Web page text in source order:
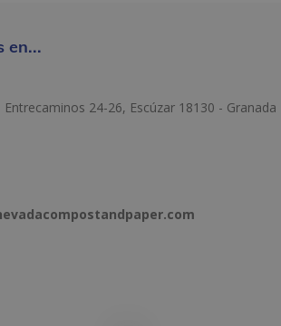
en...
Entrecaminos 24-26, Escúzar 18130 - Granada